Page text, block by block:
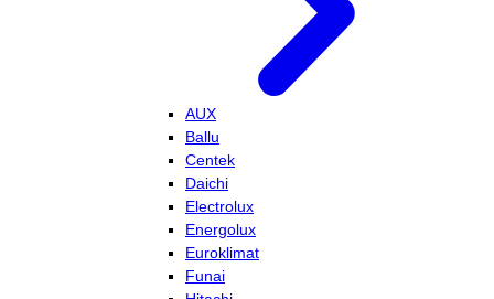
AUX
Ballu
Centek
Daichi
Electrolux
Energolux
Euroklimat
Funai